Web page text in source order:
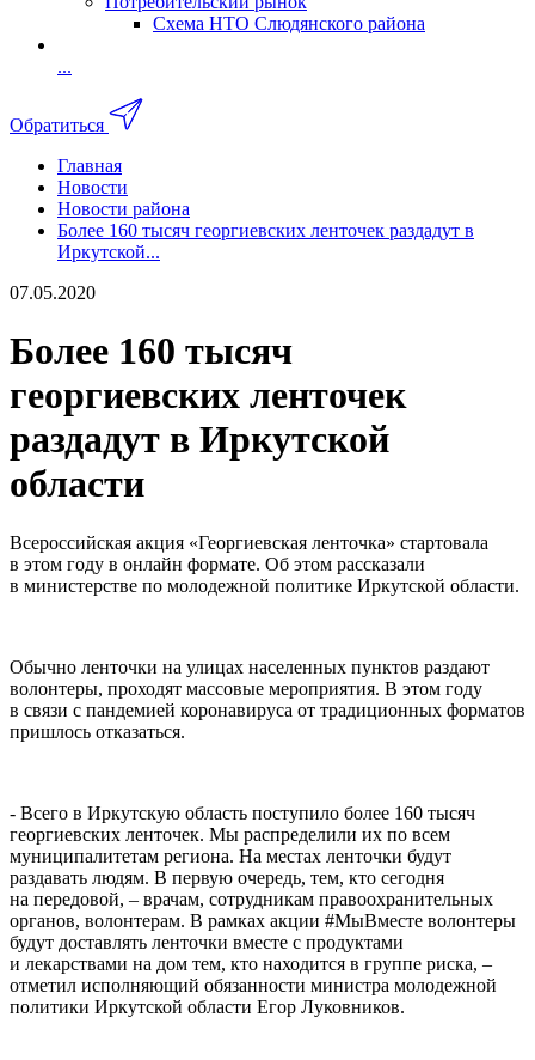
Схема НТО Слюдянского района
...
Обратиться
Главная
Новости
Новости района
Более 160 тысяч георгиевских ленточек раздадут в
Иркутской...
07.05.2020
Более 160 тысяч
георгиевских ленточек
раздадут в Иркутской
области
Всероссийская акция «Георгиевская ленточка» стартовала
в этом году в онлайн формате. Об этом рассказали
в министерстве по молодежной политике Иркутской области.
Обычно ленточки на улицах населенных пунктов раздают
волонтеры, проходят массовые мероприятия. В этом году
в связи с пандемией коронавируса от традиционных форматов
пришлось отказаться.
- Всего в Иркутскую область поступило более 160 тысяч
георгиевских ленточек. Мы распределили их по всем
муниципалитетам региона. На местах ленточки будут
раздавать людям. В первую очередь, тем, кто сегодня
на передовой, – врачам, сотрудникам правоохранительных
органов, волонтерам. В рамках акции #МыВместе волонтеры
будут доставлять ленточки вместе с продуктами
и лекарствами на дом тем, кто находится в группе риска, –
отметил исполняющий обязанности министра молодежной
политики Иркутской области Егор Луковников.